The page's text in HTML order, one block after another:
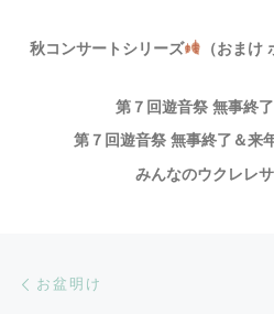
秋コンサートシリーズ
（おまけ
第７回遊音祭 無事終
第７回遊音祭 無事終了＆来
みんなのウクレレ
お盆明け